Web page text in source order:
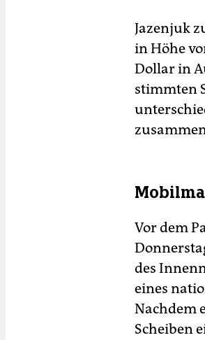
Jazenjuk
in Höhe
Dollar in
stimmten
Vor dem
des
eines
Nachdem
Scheiben